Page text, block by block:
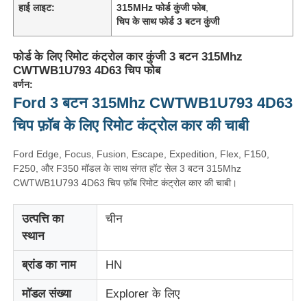
हाई लाइट:
315MHz फोर्ड कुंजी फोब,
चिप के साथ फोर्ड 3 बटन कुंजी
फोर्ड के लिए रिमोट कंट्रोल कार कुंजी 3 बटन 315Mhz
CWTWB1U793 4D63 चिप फोब
वर्णन:
Ford 3 बटन 315Mhz CWTWB1U793 4D63
चिप फ़ॉब के लिए रिमोट कंट्रोल कार की चाबी
Ford Edge, Focus, Fusion, Escape, Expedition, Flex, F150,
F250, और F350 मॉडल के साथ संगत हॉट सेल 3 बटन 315Mhz
CWTWB1U793 4D63 चिप फ़ॉब रिमोट कंट्रोल कार की चाबी।
उत्पत्ति का
स्थान
चीन
ब्रांड का नाम HN
मॉडल संख्या Explorer के लिए